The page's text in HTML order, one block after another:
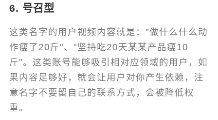
6. 号召型
这类名字的用户视频内容就是："做什么什么动
作瘦了20斤"、"坚持吃20天某某产品瘦10
斤"。这类账号能够吸引相对应领域的用户，如
果内容足够好，就会让用户对你产生依赖，注
意名字不要留自己的联系方式，会被降低权
重。